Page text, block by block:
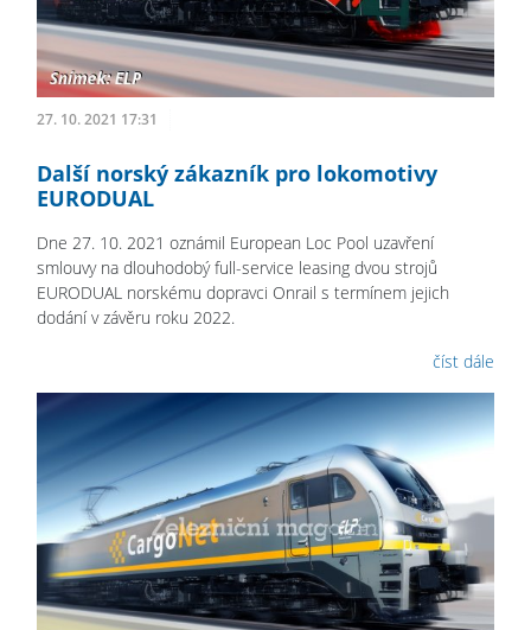
27. 10. 2021 17:31
Další norský zákazník pro lokomotivy
EURODUAL
Dne 27. 10. 2021 oznámil European Loc Pool uzavření
smlouvy na dlouhodobý full-service leasing dvou strojů
EURODUAL norskému dopravci Onrail s termínem jejich
dodání v závěru roku 2022.
číst dále